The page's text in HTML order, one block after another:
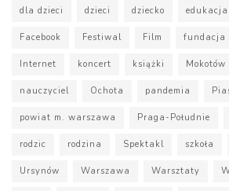
dla dzieci dzieci dziecko edukacja
Facebook Festiwal Film fundacja
Internet koncert książki Mokotów
nauczyciel Ochota pandemia
powiat m. warszawa Praga-Południe
rodzic rodzina Spektakl szkoła
Ursynów Warszawa Warsztaty